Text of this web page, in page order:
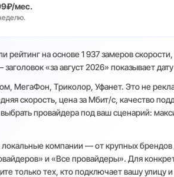
мес.
рейтинг на основе 1 937 замеров
«за август 2026» показывает
МегаФон, Триколор, Уфанет. Это не
скорость, цена за Мбит/с, качество
провайдера под ваш сценарий:
компании — от крупных
и «Все провайдеры». Для
только тех, кто подключает вашу улицу